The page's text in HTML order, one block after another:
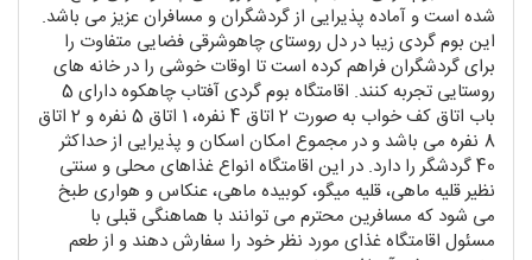
شده است و آماده پذیرایی از گردشگران و مسافران عزیز می باشد.
این بوم گردی زیبا در دل روستای چاهوشرقی فضایی متفاوت را
برای گردشگران فراهم کرده است تا اوقات خوشی را در خانه های
روستایی تجربه کنند. اقامتگاه بوم گردی آفتاب چاهکوه دارای 5
باب اتاق کف خواب به صورت 2 اتاق 4 نفره، 1 اتاق 5 نفره و 2 اتاق
8 نفره می باشد و در مجموع امکان اسکان و پذیرایی از حداکثر
40 گردشگر را دارد. در این اقامتگاه انواع غذاهای محلی و سنتی
نظیر قلیه ماهی، قلیه میگو، کوبیده ماهی، عنکاس و هواری طبخ
می شود که مسافرین محترم می توانند با هماهنگی قبلی با
مسئول اقامتگاه غذای مورد نظر خود را سفارش دهند و از طعم